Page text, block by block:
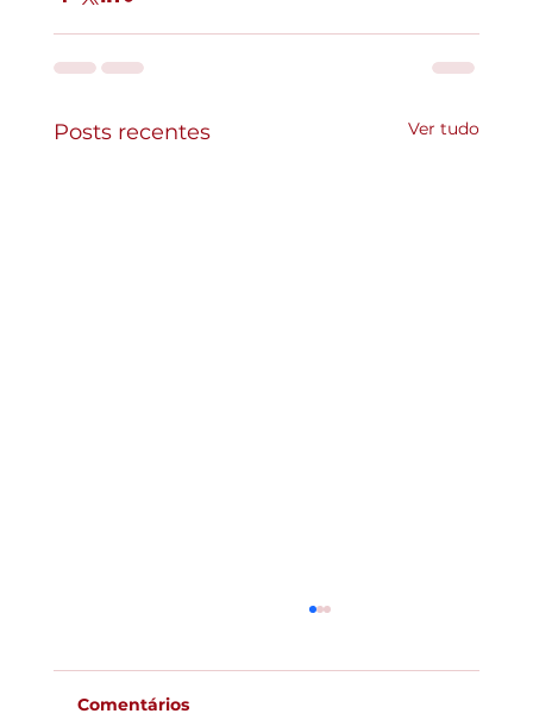
Posts recentes Ver tudo
Comentários